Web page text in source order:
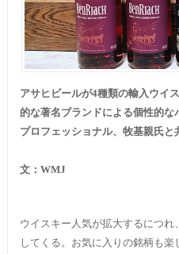
アサヒビールが4種類の輸入ウイ
的な著名ブランドによる個性的
プロフェッショナル、牧基親氏と
文： WMJ
ウイスキー人気が拡大するにつ
してくる。お気に入りの銘柄も